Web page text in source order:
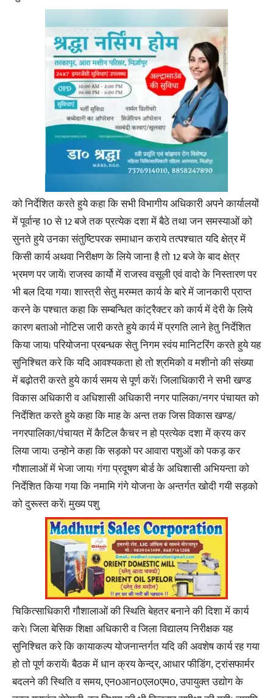
को निर्देशित करते हुये कहा कि सभी विभागीय अधिकारी अपने कार्यालयों
में पूर्वान्ह 10 से 12 बजे तक प्रत्येक दशा में बैठे तथा जन समस्याओं को
सुनते हुये उनका संतुष्टिपरक समाधान कराये तत्पश्चात यदि क्षेत्र में
किसी कार्य अथवा निरीक्षण के लिये जाना है तो 12 बजे के बाद क्षेत्र
भ्रमण पर जायें। राजस्व कार्यो में राजस्व वसूली एवं वादो के निस्तारण पर
भी बल दिया गया। शास्त्री सेतु मरम्मत कार्य के बारे में जानकारी प्राप्त
करने के पश्चात कहा कि सम्बन्धित कांट्रैक्टर को कार्य में देरी के लिये
कारण बताओ नोटिस जारी करते हुये कार्य में प्रगति लाने हेतु निर्देशित
किया जाय। परियोजना प्रबन्धक सेतु निगम स्वंय मानिटरिंग करते हुये यह
सुनिश्चित करे कि यदि आवश्यकता हो तो श्रमिको व मशीनो की संख्या
में बढ़ोतरी करते हुये कार्य समय से पूर्ण करें। जिलाधिकारी ने सभी खण्ड
विकास अधिकारी व अधिशासी अधिकारी नगर पालिका/नगर पंचायत को
निर्देशित करते हुये कहा कि माह के अन्त तक जिस विकास खण्ड/
नगरपालिका/पंचायत में कैटिल कैचर न हो प्रत्येक दशा में क्रय कर
लिया जाय। उन्होने कहा कि सड़को पर आवारा पशुओं को पकड़ कर
गौशालाओं में भेजा जाय। गंगा प्रदूषण बोर्ड के अधिशासी अभियन्ता को
निर्देशित किया गया कि नमामि गंगे योजना के अन्तर्गत खोदी गयी सड़को
को दुरूस्त करें। मुख्य पशु
चिकित्साधिकारी गौशालाओं की स्थिति बेहतर बनाने की दिशा में कार्य
करे। जिला बेसिक शिक्षा अधिकारी व जिला विद्यालय निरीक्षक यह
सुनिश्चित करे कि कायाकल्प योजनान्तर्गत यदि की अवशेष कार्य रह गया
हो तो पूर्ण करायें। बैठक में धान क्रय केन्द्र, आधार फीडिंग, ट्रांसफार्मर
बदलने की स्थिति व समय, एन0आन0एल0एम0, उपायुक्त उद्योग के